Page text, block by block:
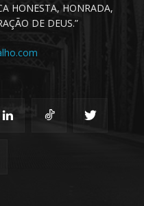
HONESTA, HONRADA,
DE DEUS.”